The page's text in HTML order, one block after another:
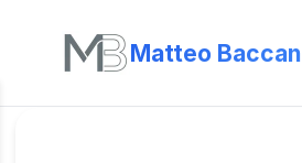
Matteo Baccan